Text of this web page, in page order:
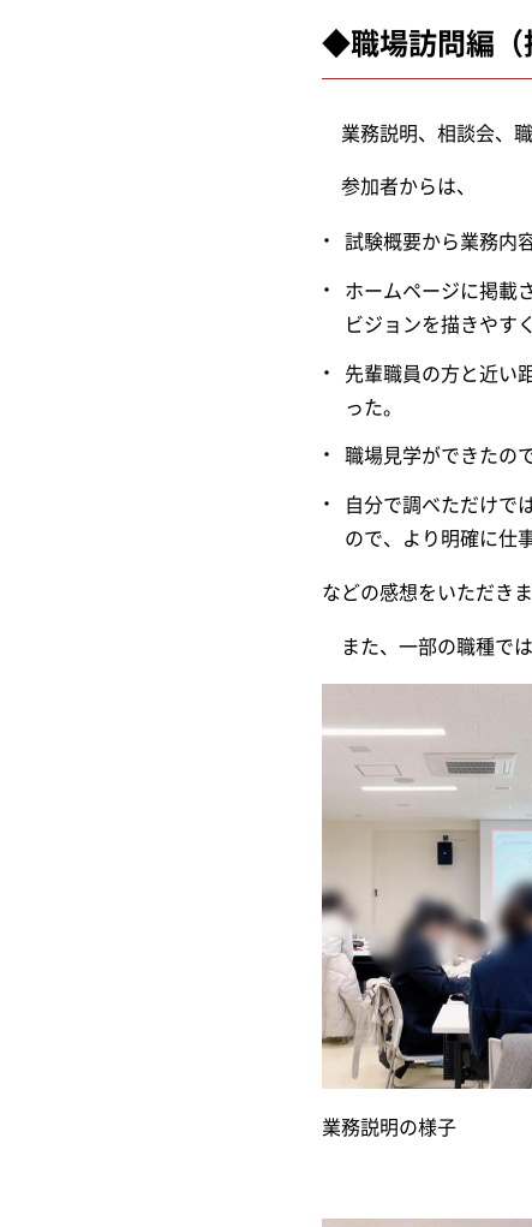
◆職場訪問編（
業務説明、相談会、
参加者からは、
試験概要から業務内
ホームページに掲載
ビジョンを描きやす
先輩職員の方と近い
った。
職場見学ができたの
自分で調べただけで
ので、より明確に仕
などの感想をいただきま
また、一部の職種で
業務説明の様子